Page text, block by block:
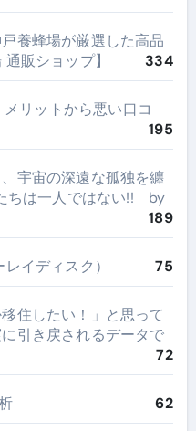
養蜂場が厳選した高品
販ショップ】
334
リットから悪い口コ
195
宇宙の深遠な孤独を纏
ちは一人ではない!! by
189
イディスク） 75
住したい！」と思って
引き戻されるデータで
72
62